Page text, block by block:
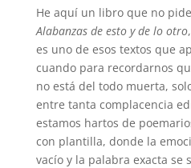
He aquí un libro que no
Alabanzas de esto y de lo otro
es uno de esos textos que
cuando para recordarnos
no está del todo muerta,
entre tanta complacencia
estamos hartos de
con plantilla, donde la
vacío y la palabra exacta se